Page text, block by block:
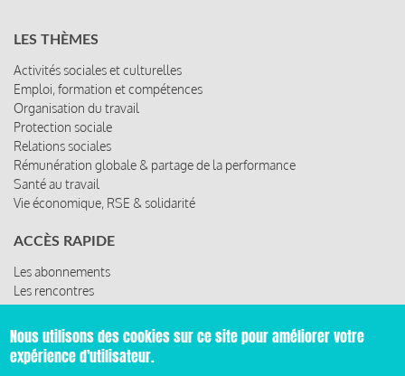
LES THÈMES
Activités sociales et culturelles
Emploi, formation et compétences
Organisation du travail
Protection sociale
Relations sociales
Rémunération globale & partage de la performance
Santé au travail
Vie économique, RSE & solidarité
ACCÈS RAPIDE
Les abonnements
Les rencontres
Les ressources
Nous utilisons des cookies sur ce site pour améliorer votre
expérience d'utilisateur.